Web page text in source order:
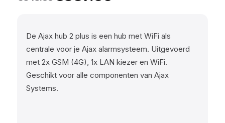
De Ajax hub 2 plus is een hub met WiFi als
centrale voor je Ajax alarmsysteem. Uitgevoerd
met 2x GSM (4G), 1x LAN kiezer en WiFi.
Geschikt voor alle componenten van Ajax
Systems.